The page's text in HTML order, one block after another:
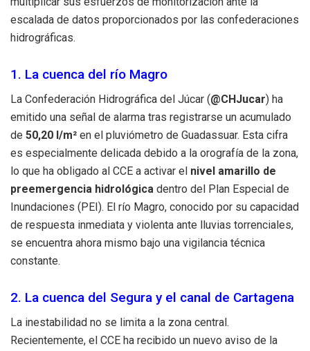
escalada de datos proporcionados por las confederaciones
hidrográficas.
1. La cuenca del río Magro
La Confederación Hidrográfica del Júcar (@CHJucar) ha
emitido una señal de alarma tras registrarse un acumulado
de 50,20 l/m² en el pluviómetro de Guadassuar. Esta cifra
es especialmente delicada debido a la orografía de la zona,
lo que ha obligado al CCE a activar el nivel amarillo de
preemergencia hidrológica dentro del Plan Especial de
Inundaciones (PEI). El río Magro, conocido por su capacidad
de respuesta inmediata y violenta ante lluvias torrenciales,
se encuentra ahora mismo bajo una vigilancia técnica
constante.
2. La cuenca del Segura y el canal de Cartagena
La inestabilidad no se limita a la zona central.
Recientemente, el CCE ha recibido un nuevo aviso de la